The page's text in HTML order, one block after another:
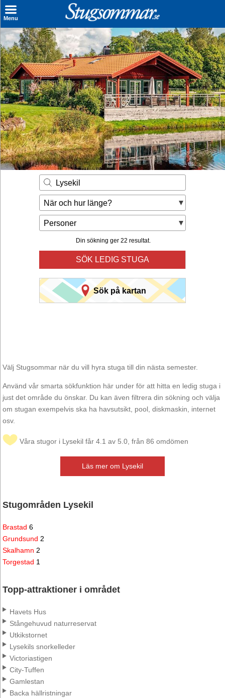
Menu
Sök stuga
Sista Minuten
Genvägar
Inspiration
Kontakt
Husägare
Se hur mycket du kan tjäna
Räkna ut din
hyresintäkt
Lysekil
När och hur länge?
Personer
Din sökning ger 22 resultat.
SÖK LEDIG STUGA
Sök på kartan
Välj Stugsommar när du vill hyra stuga till din nästa semester.
Använd vår smarta sökfunktion här under för att hitta en ledig stuga i
just det område du önskar. Du kan även filtrera din sökning och välja
om stugan exempelvis ska ha havsutsikt, pool, diskmaskin, internet
osv.
Läs mer om Lysekil
Våra stugor i Lysekil får 4.1 av 5.0, från 86 omdömen
Stugområden Lysekil
Brastad 6
Grundsund 2
Skalhamn 2
Torgestad 1
Topp-attraktioner i området
Havets Hus
Stångehuvud naturreservat
Utkikstornet
Lysekils snorkelleder
Victoriastigen
City-Tuffen
Gamlestan
Backa hällristningar